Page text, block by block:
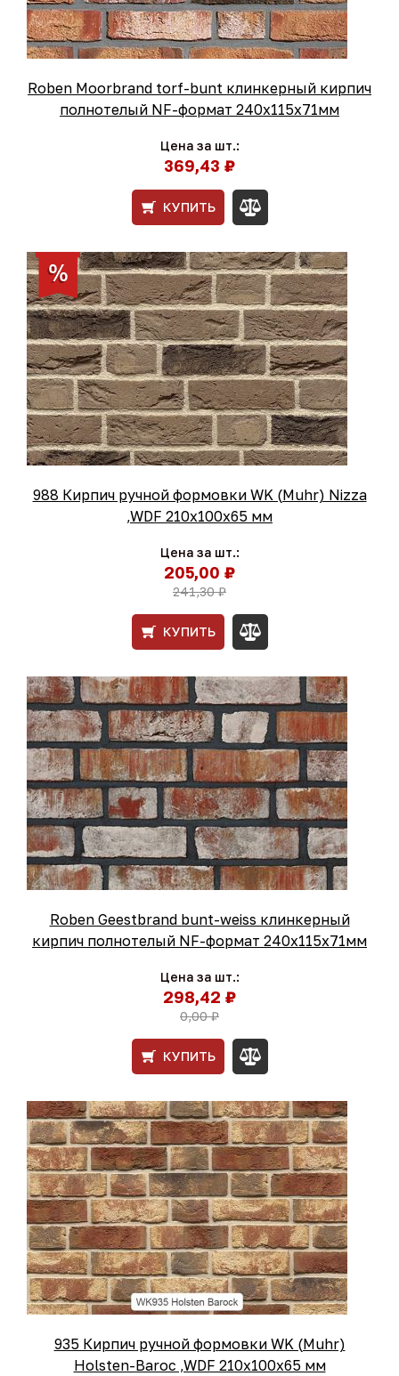
Roben Moorbrand torf-bunt клинкерный кирпич
полнотелый NF-формат 240x115x71мм
Цена за шт.:
369,43 ₽
КУПИТЬ
988 Кирпич ручной формовки WK (Muhr) Nizza
,WDF 210х100х65 мм
Цена за шт.:
205,00 ₽
241,30 ₽
КУПИТЬ
Roben Geestbrand bunt-weiss клинкерный
кирпич полнотелый NF-формат 240x115x71мм
Цена за шт.:
298,42 ₽
0,00 ₽
КУПИТЬ
935 Кирпич ручной формовки WK (Muhr)
Holsten-Baroc ,WDF 210х100х65 мм